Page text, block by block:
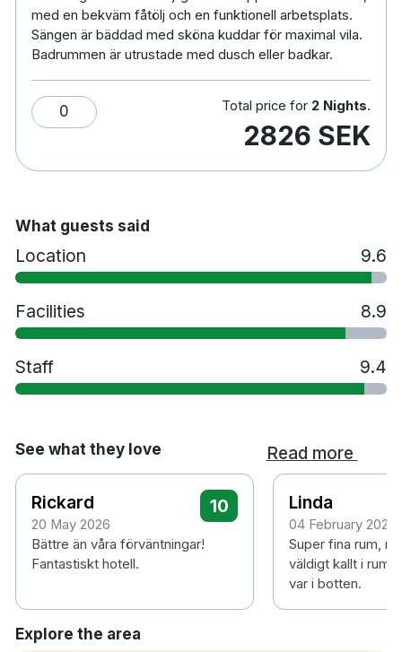
Handikappsanpassade rum finns tillgängliga
Parkering mot en avgift
Rökfritt
4,3km till Luleås tekniska universitet
10km till Gammelstad
10 minuters bilresa till Luleå flygplats
med en bekväm fåtölj och en funktionell arbetsplats.
Sängen är bäddad med sköna kuddar för maximal vila.
Badrummen är utrustade med dusch eller badkar.
0 Total price for 2 Nights.
2826 SEK
What guests said
Location 9.6
Facilities 8.9
Staff 9.4
See what they love Read more
Rickard
20 May 2026
10
Bättre än våra förväntningar!
Fantastiskt hotell.
Linda
04 February 2026
Super fina rum,
väldigt kallt i
var i botten.
Explore the area